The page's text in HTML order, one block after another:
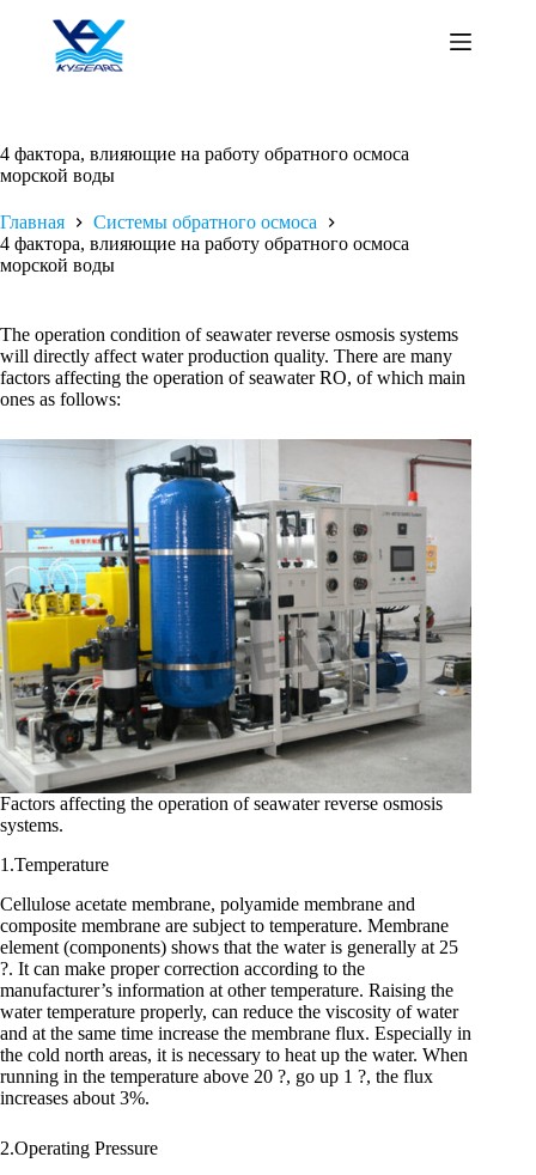
4 фактора, влияющие на работу обратного осмоса
морской воды
Главная
Системы обратного осмоса
4 фактора, влияющие на работу обратного осмоса
морской воды
The operation condition of seawater reverse osmosis systems
will directly affect water production quality. There are many
factors affecting the operation of seawater RO, of which main
ones as follows:
Factors affecting the operation of seawater reverse osmosis
systems.
1.Temperature
Cellulose acetate membrane, polyamide membrane and
composite membrane are subject to temperature. Membrane
element (components) shows that the water is generally at 25
?. It can make proper correction according to the
manufacturer’s information at other temperature. Raising the
water temperature properly, can reduce the viscosity of water
and at the same time increase the membrane flux. Especially in
the cold north areas, it is necessary to heat up the water. When
running in the temperature above 20 ?, go up 1 ?, the flux
increases about 3%.
2.Operating Pressure